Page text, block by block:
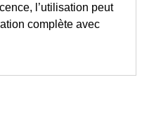
l’utilisation peut
complète avec